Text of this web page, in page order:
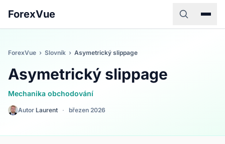
ForexVue
ForexVue › Slovník › Asymetrický slippage
Asymetrický slippage
Mechanika obchodování
Autor Laurent · březen 2026